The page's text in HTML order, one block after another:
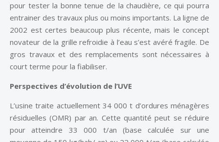
pour tester la bonne tenue de la chaudière, ce qui pourra
entrainer des travaux plus ou moins importants. La ligne de
2002 est certes beaucoup plus récente, mais le concept
novateur de la grille refroidie à l’eau s’est avéré fragile. De
gros travaux et des remplacements sont nécessaires à
court terme pour la fiabiliser.
Perspectives d’évolution de l’UVE
L’usine traite actuellement 34 000 t d’ordures ménagères
résiduelles (OMR) par an. Cette quantité peut se réduire
pour atteindre 33 000 t/an (base calculée sur une